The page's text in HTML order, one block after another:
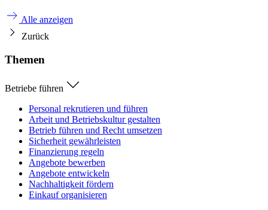
Alle anzeigen
Zurück
Themen
Betriebe führen
Personal rekrutieren und führen
Arbeit und Betriebskultur gestalten
Betrieb führen und Recht umsetzen
Sicherheit gewährleisten
Finanzierung regeln
Angebote bewerben
Angebote entwickeln
Nachhaltigkeit fördern
Einkauf organisieren